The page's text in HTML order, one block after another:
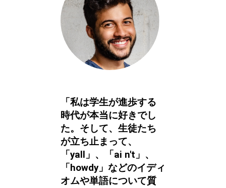
「私は学生が進歩する
時代が本当に好きでし
た。そして、生徒たち
が立ち止まって、
「yall」、「ai n't」、
「howdy」などのイディ
オムや単語について質